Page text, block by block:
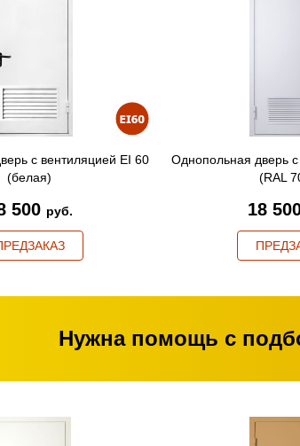
с вентиляцией EI 60
(белая)
500 руб.
Однопольная дверь
(RAL
18
Нужна помощь с